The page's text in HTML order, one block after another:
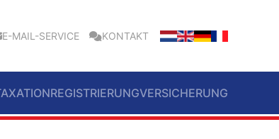
E-MAIL-SERVICE KONTAKT
REGISTRIERUNGVERSICHERUNG